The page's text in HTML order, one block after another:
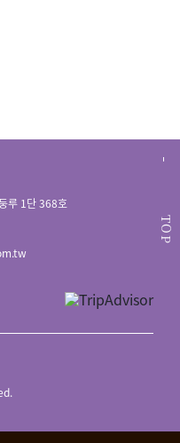
TOP
루 1단 368호